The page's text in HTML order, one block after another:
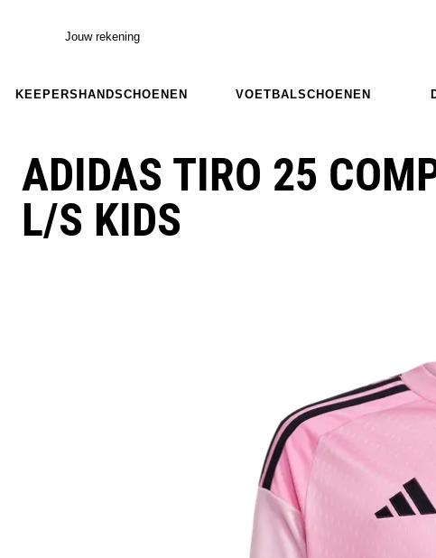
Jouw rekening
KEEPERSHANDSCHOENEN VOETBALSCHOENEN
ADIDAS TIRO 25
L/S KIDS